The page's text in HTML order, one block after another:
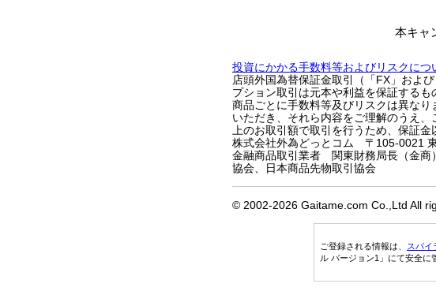
本キャ
投資にかかる手数料等およびリスクにつ
店頭外国為替保証金取引（「FX」およ
プション取引は元本や利益を保証する
商品ごとに手数料等及びリスクは異な
いただき、それら内容をご理解のうえ
上のお取引額で取引を行うため、保証金
株式会社外為どっとコム 〒105-0021
金融商品取引業者 関東財務局長（金商
協会、日本商品先物取引協会
© 2002-2026 Gaitame.com Co.,Ltd All
ご登録される情報は、 スパイ
ル バージョン1」にて安全に